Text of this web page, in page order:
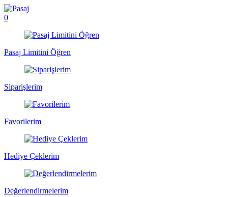
0
Pasaj Limitini Öğren
Siparişlerim
Favorilerim
Hediye Çeklerim
Değerlendirmelerim